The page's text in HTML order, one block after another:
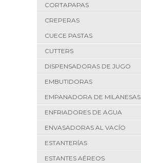
CORTAPAPAS
CREPERAS
CUECE PASTAS
CUTTERS
DISPENSADORAS DE JUGO
EMBUTIDORAS
EMPANADORA DE MILANESAS
ENFRIADORES DE AGUA
ENVASADORAS AL VACÍO
ESTANTERÍAS
ESTANTES AÉREOS